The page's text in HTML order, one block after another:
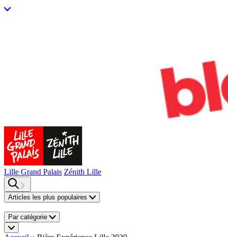
Lille Grand Palais Zénith Lille
Articles les plus populaires
Par catégorie